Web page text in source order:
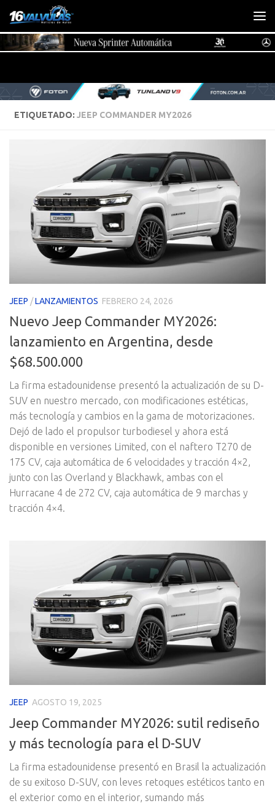
Saltar al contenido
ETIQUETADO: JEEP COMMANDER MY2026
JEEP /LANZAMIENTOS FEBRERO 24, 2026
Nuevo Jeep Commander MY2026:
lanzamiento en Argentina, desde
$68.500.000
La firma estadounidense presentó la actualización de su D-
SUV en nuestro mercado, con modificaciones estéticas,
más tecnología y cambios en la gama de motorizaciones.
Dejó de lado el propulsor turbodiesel y ahora está
disponible en versiones Limited, con el naftero T270 de
175 CV, caja automática de 6 velocidades y tracción 4×2,
junto con las Overland y Blackhawk, ambas con el
Hurracane 4 de 272 CV, caja automática de 9 marchas y
tracción 4×4.
JEEP AGOSTO 19, 2025
Jeep Commander MY2026: sutil rediseño
y más tecnología para el D-SUV
La firma estadounidense presentó en Brasil la actualización
de su exitoso D-SUV, con leves retoques estéticos tanto en
el exterior como en el interior, sumando más